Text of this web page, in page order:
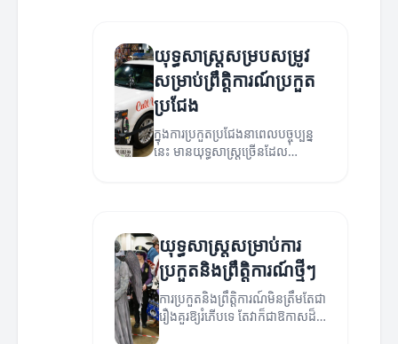
យុទ្ធសាស្ត្រសម្របសម្រូវ
សម្រាប់ព្រឹត្តិការណ៍ប្រកួត
ប្រជែង
ក្នុងការប្រកួតប្រជែងនាពេលបច្ចុប្បន្ន
នេះ មានយុទ្ធសាស្ត្រច្រើនដែល
យុទ្ធសាស្ត្រសម្រាប់ការ
ប្រកួតនិងព្រឹត្តិការណ៍ថ្មីៗ
ការប្រកួតនិងព្រឹត្តិការណ៍មិនត្រឹមតែជា
រឿងគួរឱ្យរំភើបទេ តែវាក៏ជាឱកាសដ៏
ល្អសម្រាប់ការអភិវឌ្ឍន៍។